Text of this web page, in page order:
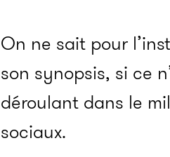
On ne sait pour
son synopsis, si ce
déroulant dans le
sociaux.